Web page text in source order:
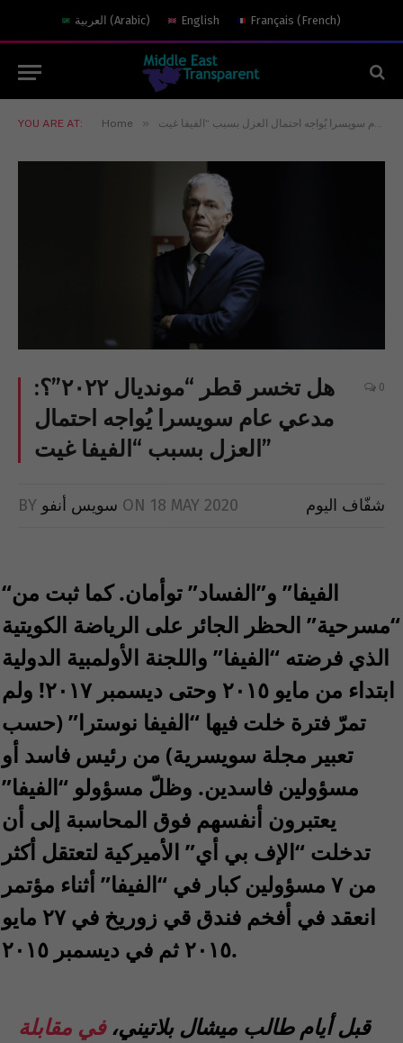
العربية (Arabic) English Français (French)
YOU ARE AT: Home »
هل تخسر قطر “مونديال ٢٠٢٢”؟:
مدعي عام سويسرا يُواجه احتمال
العزل بسبب “الفيفا غيت”
0
BY سويس أنفو ON 18 MAY 2020 شفّاف اليوم
“الفيفا” و”الفساد” توأمان. كما ثبت من
“مسرحية” الحظر الجائر على الرياضة الكويتية
الذي فرضته “الفيفا” واللجنة الأولمبية الدولية
ابتداء من مايو ٢٠١٥ وحتى ديسمبر ٢٠١٧! ولم
تمرّ فترة خلت فيها “الفيفا نوسترا” (حسب
تعبير مجلة سويسرية) من رئيس فاسد أو
مسؤولين فاسدين. وظلّ مسؤولو “الفيفا”
يعتبرون أنفسهم فوق المحاسبة إلى أن
تدخلت “الإف بي أي” الأميركية لتعتقل أكثر
من ٧ مسؤولين كبار في “الفيفا” أثناء مؤتمر
انعقد في أفخم فندق قي زوريخ في ٢٧ مايو
٢٠١٥ ثم في ديسمبر ٢٠١٥.
قبل أيام طالب ميشال بلاتيني،في مقابلة